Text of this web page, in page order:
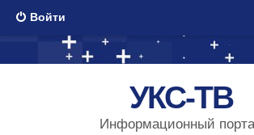
Войти
УКС-ТВ
Информационный